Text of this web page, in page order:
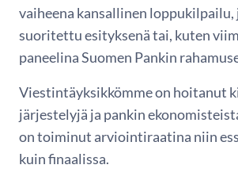
vaiheena kansallinen loppukilpailu,
suoritettu esityksenä tai, kuten
paneelina Suomen Pankin
Viestintäyksikkömme on hoitanut
järjestelyjä ja pankin
on toiminut arviointiraatina niin
kuin finaalissa.